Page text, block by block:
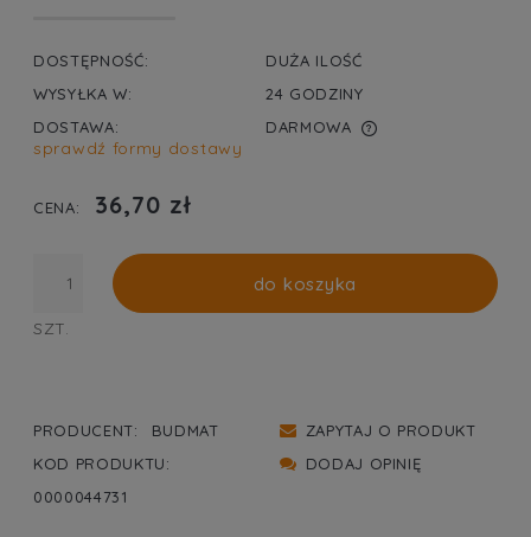
DOSTĘPNOŚĆ:
DUŻA ILOŚĆ
WYSYŁKA W:
24 GODZINY
DOSTAWA:
DARMOWA
CENA NIE ZAWIERA EWENTUALNYCH KOSZTÓW
sprawdź formy dostawy
CENA: 36,70 zł
SZT.
do koszyka
PRODUCENT:
BUDMAT
KOD PRODUKTU:
0000044731
ZAPYTAJ O PRODUKT
DODAJ OPINIĘ